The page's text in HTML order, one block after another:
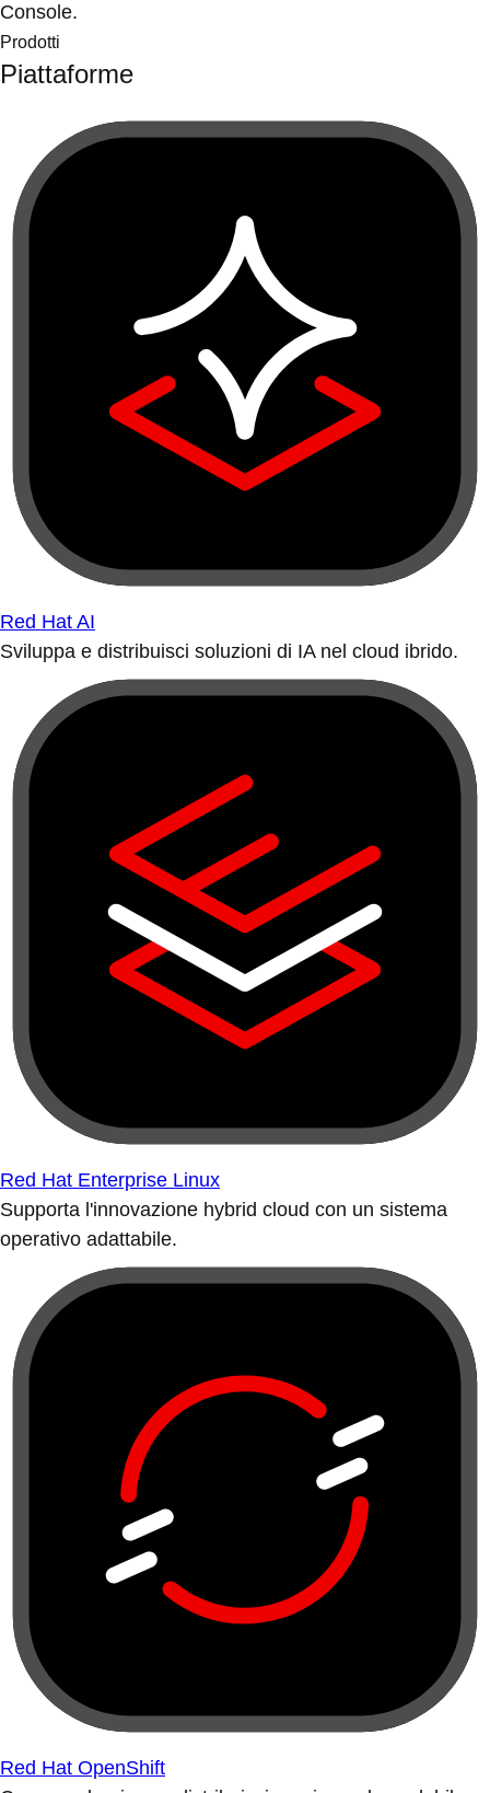
Console.
Prodotti
Piattaforme
Red Hat AI
Sviluppa e distribuisci soluzioni di IA nel cloud ibrido.
Red Hat Enterprise Linux
Supporta l'innovazione hybrid cloud con un sistema
operativo adattabile.
Red Hat OpenShift